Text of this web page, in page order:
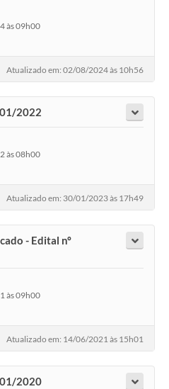
às 09h00
Atualizado em: 02/08/2024 às 10h56
01/2022
às 08h00
Atualizado em: 30/01/2023 às 17h49
- Edital nº
às 09h00
Atualizado em: 14/06/2021 às 15h01
01/2020